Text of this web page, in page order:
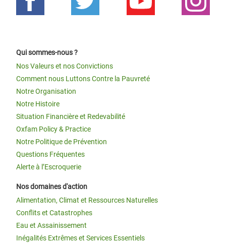
Qui sommes-nous ?
Nos Valeurs et nos Convictions
Comment nous Luttons Contre la Pauvreté
Notre Organisation
Notre Histoire
Situation Financière et Redevabilité
Oxfam Policy & Practice
Notre Politique de Prévention
Questions Fréquentes
Alerte à l’Escroquerie
Nos domaines d'action
Alimentation, Climat et Ressources Naturelles
Conflits et Catastrophes
Eau et Assainissement
Inégalités Extrêmes et Services Essentiels